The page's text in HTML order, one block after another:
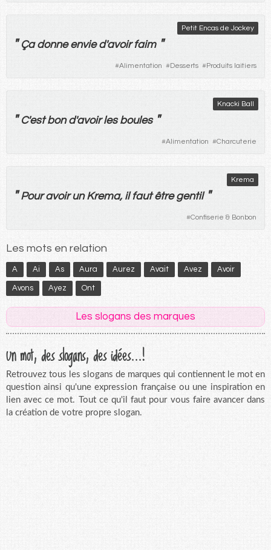
Petit Encas de Jockey
" Ça donne envied'avoir faim "
#Alimentation #Desserts #Produits laitiers
Knacki Ball
"C'est bond'avoir les boules "
#Alimentation #Charcuterie
Krema
" Pour avoir unKrema, il faut être gentil "
#Confiserie & Bonbon
Les mots en relation
A Ai As Aura Aurez Avait Avez Avoir
Avons Ayez Ont
Les slogans des marques
Un mot, des slogans, des idées...!
Retrouvez tous les slogans de marques qui contiennent le mot en
question ainsi qu'une expression française ou une inspiration en
lien avec ce mot. Tout ce qu'il faut pour vous faire avancer dans
la création de votre propre slogan.